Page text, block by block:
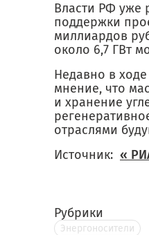
Власти РФ уже
поддержки
миллиардов
около 6,7 ГВт
Недавно в
мнение, что
и хранение
отраслями
Источник: «
Рубрики
Энергоносители